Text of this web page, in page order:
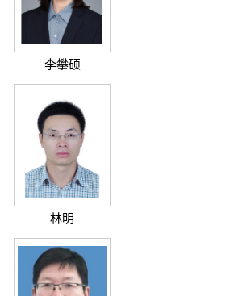
李攀硕
林明